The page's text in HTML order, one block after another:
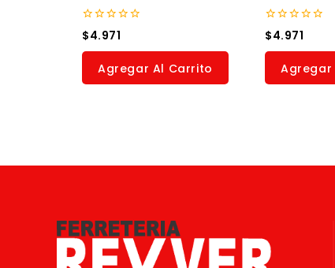
0
out
of
$4.971
Agregar Al Carrito
0
out
of
$4.971
Agregar